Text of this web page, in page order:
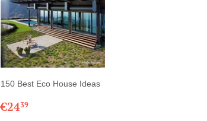
150 Best Eco House Ideas
PRIX
€2439